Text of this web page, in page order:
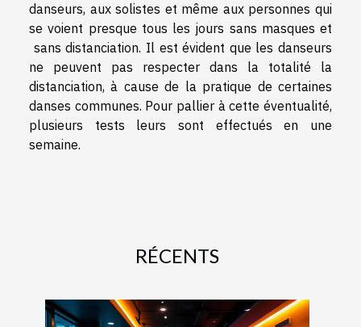
danseurs, aux solistes et même aux personnes qui
se voient presque tous les jours sans masques et
sans distanciation. Il est évident que les danseurs
ne peuvent pas respecter dans la totalité la
distanciation, à cause de la pratique de certaines
danses communes. Pour pallier à cette éventualité,
plusieurs tests leurs sont effectués en une
semaine.
RÉCENTS